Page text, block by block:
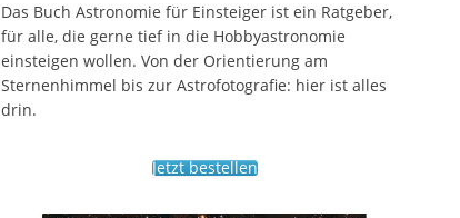
Das Buch Astronomie für Einsteiger ist ein Ratgeber,
für alle, die gerne tief in die Hobbyastronomie
einsteigen wollen. Von der Orientierung am
Sternenhimmel bis zur Astrofotografie: hier ist alles
drin.
Jetzt bestellen